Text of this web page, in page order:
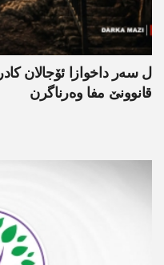
ل سەر داخوازا ئۆجالان
قانوونێ مفا وەرناگرن